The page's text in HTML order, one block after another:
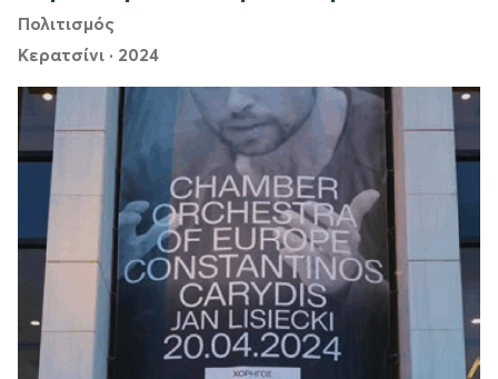
Πολιτισμός
Κερατσίνι · 2024